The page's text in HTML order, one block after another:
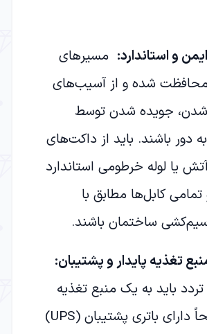
و استاندارد: مسیرهای
محافظت شده و از آسیب‌های
شدن، جویده شدن توسط
دور باشند. باید از داکت‌های
یا لوله خرطومی استاندارد
کابل‌ها مطابق با
سیم‌کشی ساختمان باشند.
تغذیه پایدار و پشتیبان:
باید به یک منبع تغذیه
مطمئن و ترجیحاً دارای باتری پشتیبان (UPS)